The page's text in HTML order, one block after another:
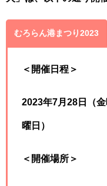
むろらん港まつり2023
＜開催日程＞
2023年7月28日（
曜日）
＜開催場所＞